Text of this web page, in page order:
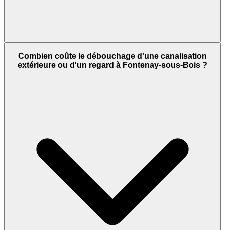
Combien coûte le débouchage d'une canalisation
extérieure ou d'un regard à Fontenay-sous-Bois ?